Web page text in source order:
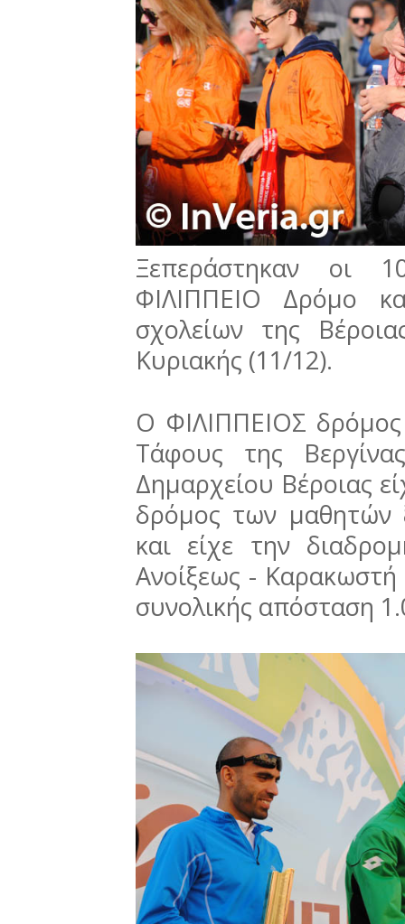
Ξεπεράστηκαν οι
ΦΙΛΙΠΠΕΙΟ Δρόμο
σχολείων της
Κυριακής (11/12).
Ο ΦΙΛΙΠΠΕΙΟΣ δρόμος
Τάφους της
Δημαρχείου Βέροιας
δρόμος των μαθητών
και είχε την
Ανοίξεως -
συνολικής απόσταση